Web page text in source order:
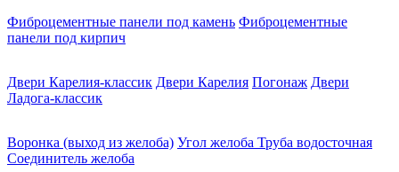
Фиброцементные панели под камень Фиброцементные
панели под кирпич
Двери Карелия-классик Двери Карелия Погонаж Двери
Ладога-классик
Воронка (выход из желоба) Угол желоба Труба водосточная
Соединитель желоба